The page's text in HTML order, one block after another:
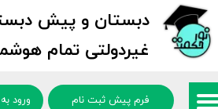
دبستان و پیش
غیردولتی تمام
فرم پیش ثبت نام ورود